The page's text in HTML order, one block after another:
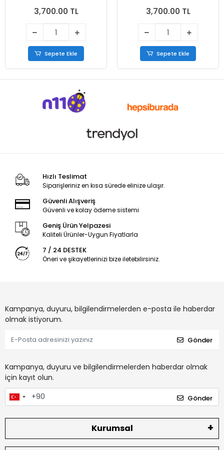
3,700.00 TL
Sepete Ekle
3,700.00 TL
Sepete Ekle
Hızlı Teslimat
Siparişleriniz en kısa sürede elinize ulaşır.
Güvenli Alışveriş
Güvenli ve kolay ödeme sistemi
Geniş Ürün Yelpazesi
Kaliteli Ürünler-Uygun Fiyatlarla
7 / 24 DESTEK
Öneri ve şikayetlerinizi bize iletebilirsiniz.
Kampanya, duyuru, bilgilendirmelerden e-posta ile haberdar
olmak istiyorum.
Gönder
Kampanya, duyuru ve bilgilendirmelerden haberdar olmak
için kayıt olun.
Gönder
Kurumsal